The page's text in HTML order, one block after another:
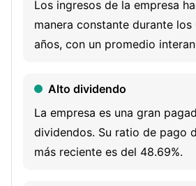
strategies across asset classes
tailor investment outcomes and asset
for clients. Its product offerings
of vehicles, including open-end and
funds, iShares exchange-traded
accounts, collective investment
Los ingresos de la empresa
manera constante durante
años, con un promedio
Alto dividendo
La empresa es una gran
dividendos. Su ratio de pago
más reciente es del 48.69%.